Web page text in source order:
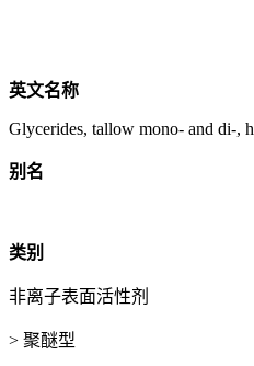
英文名称
Glycerides, tallow mono- and di-,
别名
类别
非离子表面活性剂
> 聚醚型